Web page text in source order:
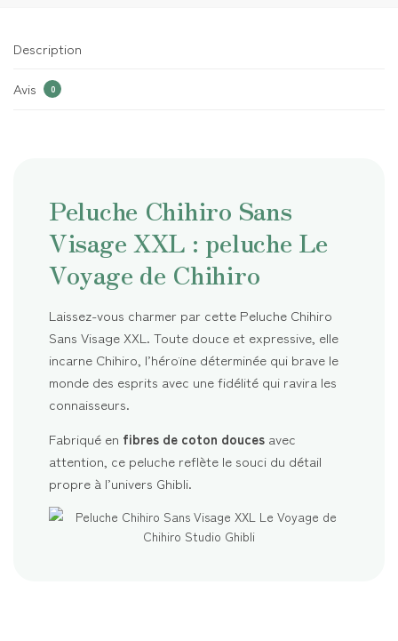
Description
Avis 0
Peluche Chihiro Sans
Visage XXL : peluche Le
Voyage de Chihiro
Laissez-vous charmer par cette Peluche Chihiro
Sans Visage XXL. Toute douce et expressive, elle
incarne Chihiro, l’héroïne déterminée qui brave le
monde des esprits avec une fidélité qui ravira les
connaisseurs.
Fabriqué en fibres de coton douces avec
attention, ce peluche reflète le souci du détail
propre à l’univers Ghibli.